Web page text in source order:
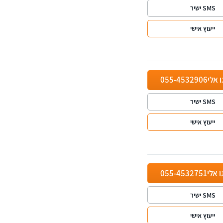
SMS ישיר
ייעוץ אישי
אלי055-4532906
SMS ישיר
ייעוץ אישי
אלי055-4532751
SMS ישיר
ייעוץ אישי